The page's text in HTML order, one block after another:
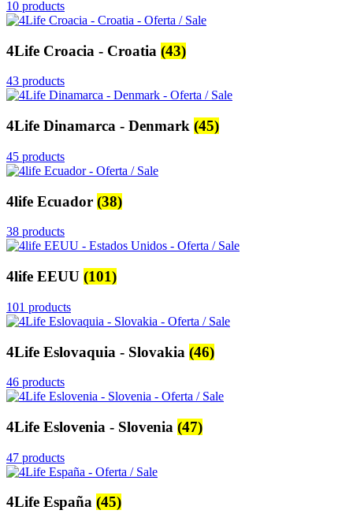
10 products
4Life Croacia - Croatia (43)
43 products
4Life Dinamarca - Denmark (45)
45 products
4life Ecuador (38)
38 products
4life EEUU (101)
101 products
4Life Eslovaquia - Slovakia (46)
46 products
4Life Eslovenia - Slovenia (47)
47 products
4Life España (45)